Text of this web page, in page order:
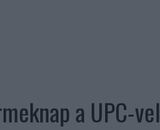
a UPC-vel